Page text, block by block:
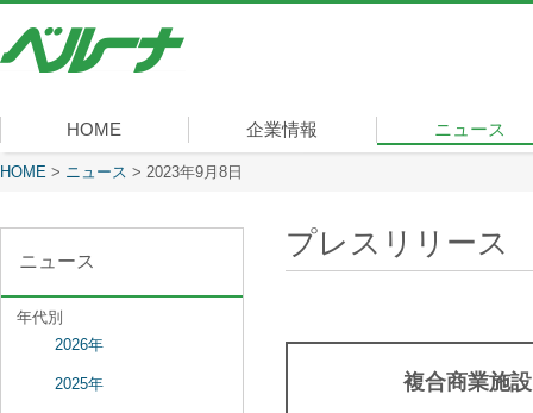
式
ベ
ル
ー
HOME 企業情報
社長メッセージ
会社概要
経営理念
沿革
組織図
事業内容
役員一覧
所在地
ニュース
現在表示しているページ
HOME > ニュース > 2023年9月8日
プレスリリース
複合商業施
ニュース
年代別
2026年
2025年